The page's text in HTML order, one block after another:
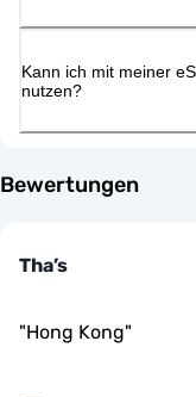
Kann ich mit meiner
nutzen?
Bewertungen
Tha’s
"Hong Kong"